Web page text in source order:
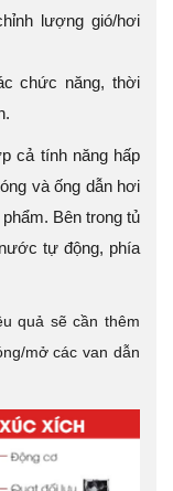
lượng gió/hơi
chức năng, thời
cả tính năng hấp
và ống dẫn hơi
Bên trong tủ
tự động, phía
quả sẽ cần thêm
mở các van dẫn